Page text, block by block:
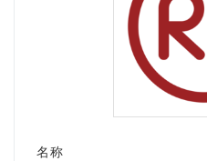
名称